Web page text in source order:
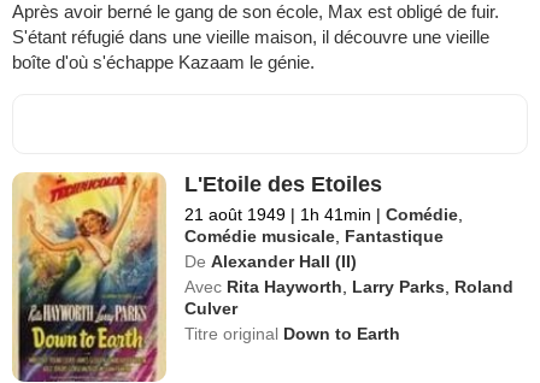
Après avoir berné le gang de son école, Max est obligé de fuir.
S'étant réfugié dans une vieille maison, il découvre une vieille
boîte d'où s'échappe Kazaam le génie.
L'Etoile des Etoiles
21 août 1949 | 1h 41min | Comédie
Comédie musicale Fantastique
De Alexander Hall (II)
Avec Rita Hayworth Larry Parks
Roland
Culver
Titre original Down to Earth